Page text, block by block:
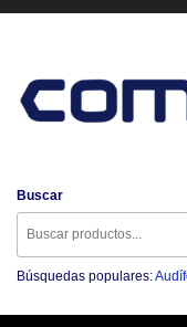
Comcell
Buscar
Búsquedas populares: